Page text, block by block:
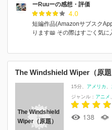
ーRuuーの感想・評価
4.0
短編作品(Amazonサブスク
ります📖 その際はすごく気に
The Windshield Wiper（原題
The Windshield
Wiper（原題）
15分 アメリカ
ジャンル： アニメ
138